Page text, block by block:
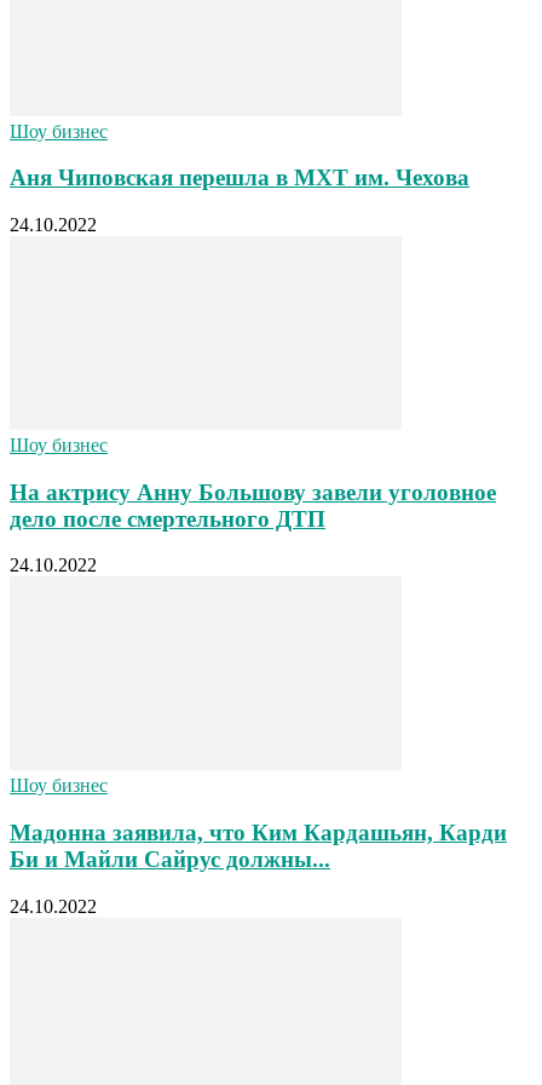
Шоу бизнес
Аня Чиповская перешла в МХТ им. Чехова
24.10.2022
Шоу бизнес
На актрису Анну Большову завели уголовное
дело после смертельного ДТП
24.10.2022
Шоу бизнес
Мадонна заявила, что Ким Кардашьян, Карди
Би и Майли Сайрус должны...
24.10.2022